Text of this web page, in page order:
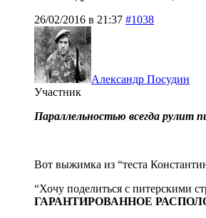
26/02/2016 в 21:37 #1038
Александр Посудин
Участник
Параллельностью всегда рулит
Вот выжимка из “теста
“Хочу поделиться с питерскими
ГАРАНТИРОВАННОЕ